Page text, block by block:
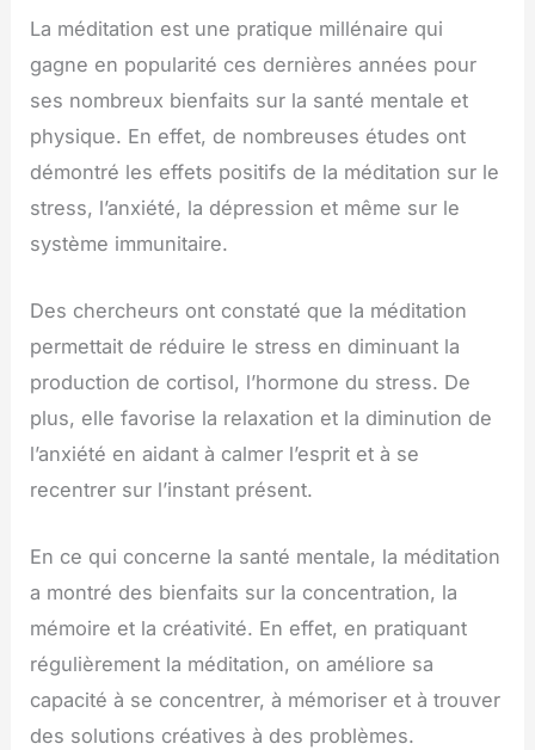
La méditation est une pratique millénaire qui
gagne en popularité ces dernières années pour
ses nombreux bienfaits sur la santé mentale et
physique. En effet, de nombreuses études ont
démontré les effets positifs de la méditation sur le
stress, l’anxiété, la dépression et même sur le
système immunitaire.
Des chercheurs ont constaté que la méditation
permettait de réduire le stress en diminuant la
production de cortisol, l’hormone du stress. De
plus, elle favorise la relaxation et la diminution de
l’anxiété en aidant à calmer l’esprit et à se
recentrer sur l’instant présent.
En ce qui concerne la santé mentale, la méditation
a montré des bienfaits sur la concentration, la
mémoire et la créativité. En effet, en pratiquant
régulièrement la méditation, on améliore sa
capacité à se concentrer, à mémoriser et à trouver
des solutions créatives à des problèmes.